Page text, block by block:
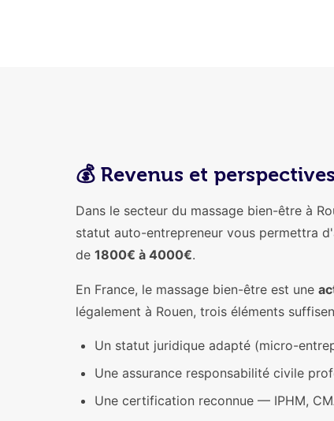
💰 Revenus et
Dans le secteur du massage bien-être à
statut auto-entrepreneur vous permettra
de 1800€ à 4000€.
En France, le massage bien-être est une
légalement à Rouen, trois éléments
Un statut juridique adapté (micro-
Une assurance responsabilité civile
Une certification reconnue — IPHM,